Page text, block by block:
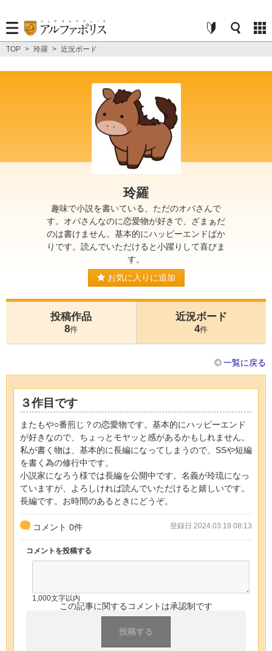
TOP > 玲羅 > 近況ボード
玲羅
趣味で小説を書いている、ただのオバさんで
す。オバさんなのに恋愛物が好きで、ざまぁだ
のは書けません。基本的にハッピーエンドばか
りです。読んでいただけると小躍りして喜びま
す。
お気に入りに追加
投稿作品
8件
近況ボード
4件
一覧に戻る
３作目です
またもや○番煎じ？の恋愛物です。基本的にハッピーエンド
が好きなので、ちょっとモヤッと感があるかもしれません。
私が書く物は、基本的に長編になってしまうので、SSや短編
を書く為の修行中です。
小説家になろう様では長編を公開中です。名義が玲琉になっ
ていますが、よろしければ読んでいただけると嬉しいです。
長編です。お時間のあるときにどうぞ。
コメント 0件 登録日 2024.03.19 08:13
コメントを投稿する
1,000文字以内
この記事に関するコメントは承認制です